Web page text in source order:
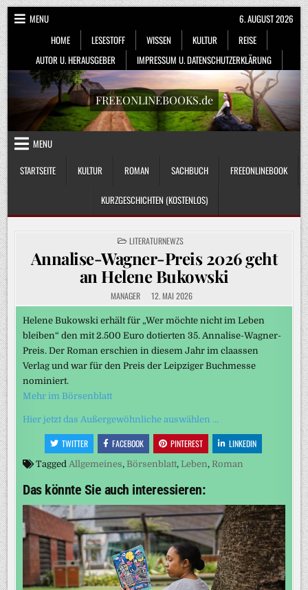
Skip
to
content
MENU
HOME
LESESTOFF WISSEN KULTUR
REISE
AUTOR U. HERAUSGEBER
IMPRESSUM U. DATENSCHUTZERKLÄRUNG
6. AUGUST 2026
FREEONLINEBOOKS.de
MENU
STARTSEITE
KULTUR ROMAN SACHBUCH FREEONLINEBOOK
KURZGESCHICHTEN (KOSTENLOS)
POSTED
IN
LITERATURNEWZS
Annalise-Wagner-Preis 2026 geht
an Helene Bukowski
MANAGER 12. MAI 2026
Helene Bukowski erhält für „Wer möchte nicht im Leben
bleiben“ den mit 2.500 Euro dotierten 35. Annalise-Wagner-
Preis. Der Roman erschien in diesem Jahr im claassen
Verlag und war für den Preis der Leipziger Buchmesse
nominiert.
Mehr im Börsenblatt
Hier jetzt das Außergewöhnliche auswählen …
TWITTER FACEBOOK PINTEREST LINKEDIN
Tagged Allgemeines, Börsenblatt, Leben, Roman
Das könnte Sie auch interessieren: